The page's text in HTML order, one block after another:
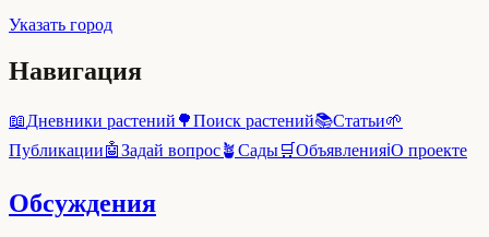
Указать город
Навигация
📖Дневники растений 🌳Поиск растений📚Статьи🌱
Публикации🤖Задай вопрос🪴Сады🛒Объявленияℹ️О проекте
Обсуждения